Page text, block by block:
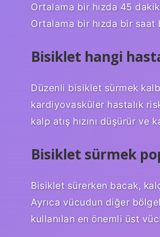
Ortalama bir hızda 45
Ortalama bir hızda bir
Bisiklet hangi
Düzenli bisiklet sürmek
kardiyovasküler hastalık
kalp atış hızını düşürür
Bisiklet sürmek
Bisiklet sürerken bacak,
Ayrıca vücudun diğer
kullanılan en önemli üst